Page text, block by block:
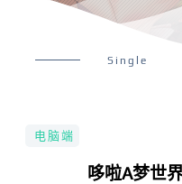
Single
电脑端
哆啦A梦世